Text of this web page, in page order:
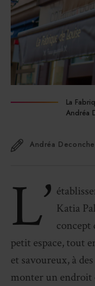
La
Andréa
Andréa Deconche
L’ Katia
concept
petit espace, tout
et savoureux, à
monter un endroit